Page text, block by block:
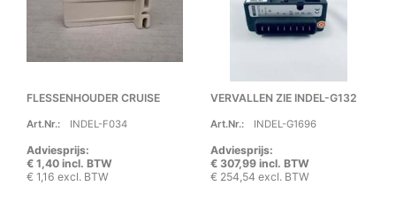
FLESSENHOUDER CRUISE
Art.Nr.: INDEL-F034
Adviesprijs:
€ 1,40 incl. BTW
€ 1,16 excl. BTW
VERVALLEN ZIE INDEL-G132
Art.Nr.: INDEL-G1696
Adviesprijs:
€ 307,99 incl. BTW
€ 254,54 excl. BTW